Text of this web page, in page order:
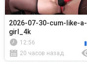
2026-07-30-cum-like-a-
girl_4k
12:56
20 часов назад